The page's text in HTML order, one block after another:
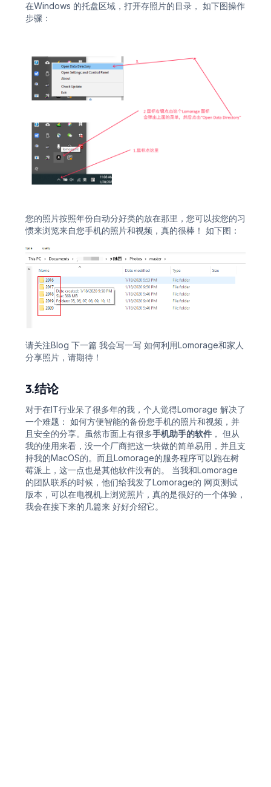
在Windows 的托盘区域，打开存照片的目录， 如下图操作
步骤：
您的照片按照年份自动分好类的放在那里，您可以按您的习
惯来浏览来自您手机的照片和视频，真的很棒！ 如下图：
请关注Blog 下一篇 我会写一写 如何利用Lomorage和家人
分享照片，请期待！
3.结论
对于在IT行业呆了很多年的我，个人觉得Lomorage 解决了
一个难题： 如何方便智能的备份您手机的照片和视频，并
且安全的分享。虽然市面上有很多手机助手的软件， 但从
我的使用来看，没一个厂商把这一块做的简单易用，并且支
持我的MacOS的。而且Lomorage的服务程序可以跑在树
莓派上，这一点也是其他软件没有的。 当我和Lomorage
的团队联系的时候，他们给我发了Lomorage的 网页测试
版本，可以在电视机上浏览照片，真的是很好的一个体验，
我会在接下来的几篇来 好好介绍它。